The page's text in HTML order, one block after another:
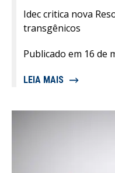
Idec critica nova
transgênicos
Publicado em 16 de
LEIA MAIS